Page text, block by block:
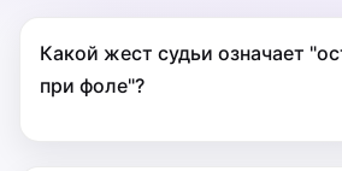
Какой жест судьи означает
при фоле"?